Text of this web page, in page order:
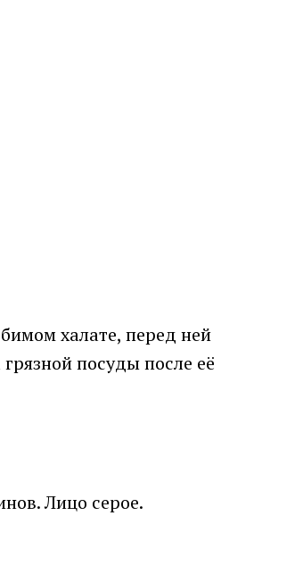
халате, перед ней
посуды после её
Лицо серое.